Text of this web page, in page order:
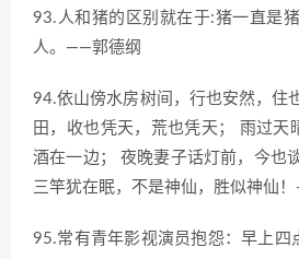
93.人和猪的区别就在于:猪一直是
人。——郭德纲
94.依山傍水房树间，行也安然，住
田，收也凭天，荒也凭天； 雨过天
酒在一边； 夜晚妻子话灯前，今也
三竿犹在眠，不是神仙，胜似神仙
95.常有青年影视演员抱怨：早上四